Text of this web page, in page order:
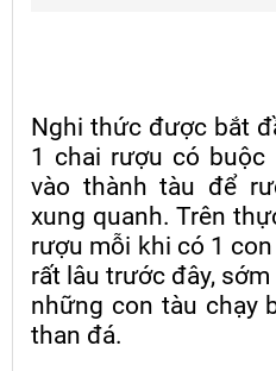
Nghi thức được bắt
1 chai rượu có
vào thành tàu để
xung quanh. Trên
rượu mỗi khi có 1
rất lâu trước đây,
những con tàu chạy
than đá.